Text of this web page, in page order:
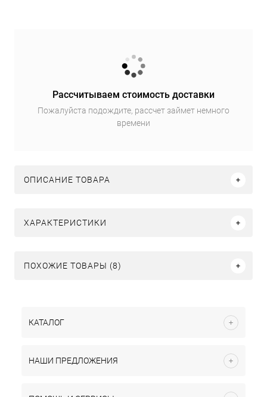
Рассчитываем стоимость доставки
Пожалуйста подождите, рассчет займет немного
времени
ОПИСАНИЕ ТОВАРА
ХАРАКТЕРИСТИКИ
ПОХОЖИЕ ТОВАРЫ (8)
КАТАЛОГ
НАШИ ПРЕДЛОЖЕНИЯ